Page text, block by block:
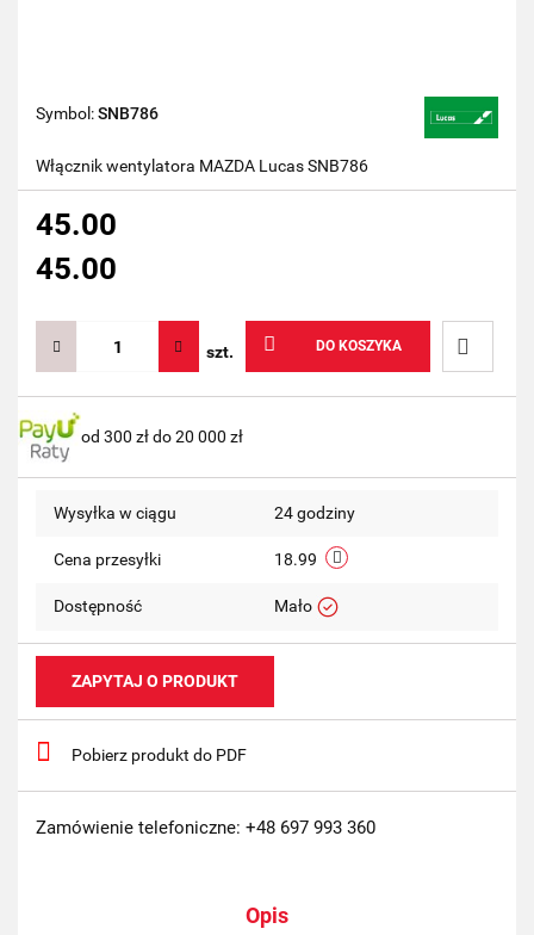
Symbol:SNB786
Włącznik wentylatora MAZDA Lucas SNB786
45.00
45.00
szt. DO KOSZYKA
Do
od 300 zł do 20 000 zł
Wysyłka w ciągu 24 godziny
Cena przesyłki 18.99
Dostępność Mało
ZAPYTAJ O PRODUKT
Pobierz produkt do PDF
Zamówienie telefoniczne: +48 697 993 360
Opis